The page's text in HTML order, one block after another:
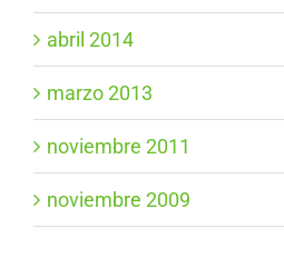
abril 2014
marzo 2013
noviembre 2011
noviembre 2009